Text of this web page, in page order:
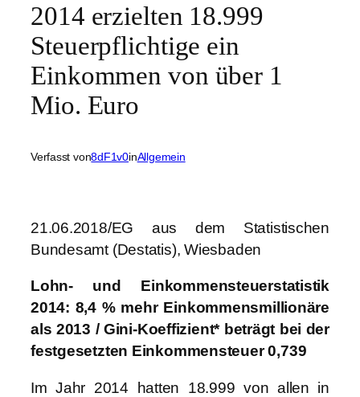
2014 erzielten 18.999
Steuerpflichtige ein
Einkommen von über 1
Mio. Euro
Verfasst von8dF1v0inAllgemein
21.06.2018/EG aus dem Statistischen
Bundesamt (Destatis), Wiesbaden
Lohn- und Einkommensteuerstatistik
2014: 8,4 % mehr Einkommensmillionäre
als 2013 / Gini-Koeffizient* beträgt bei der
festgesetzten Einkommensteuer 0,739
Im Jahr 2014 hatten 18.999 von allen in